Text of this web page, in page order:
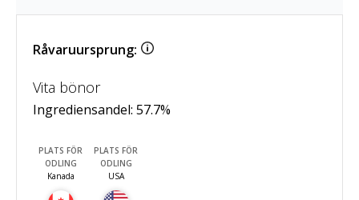
Råvaruursprung:
Vita bönor
Ingrediensandel: 57.7%
PLATS FÖR
ODLING
Kanada
PLATS FÖR
ODLING
USA